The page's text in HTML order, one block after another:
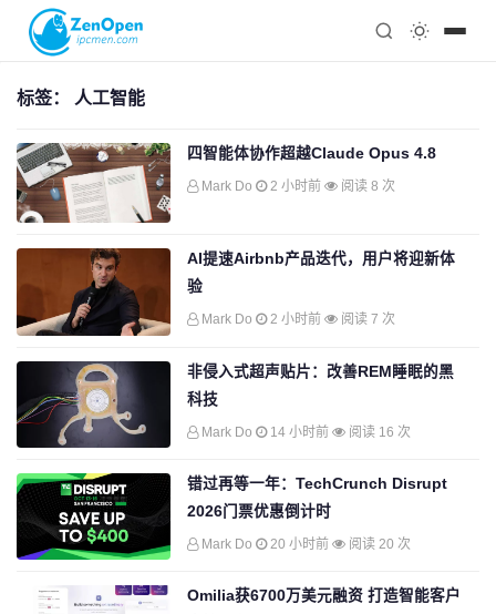
科技
注册
标签： 人工智能
四智能体协作超越Claude Opus 4.8
Mark Do 2 小时前 阅读 8 次
AI提速Airbnb产品迭代，用户将迎新体
验
Mark Do 2 小时前 阅读 7 次
非侵入式超声贴片：改善REM睡眠的黑
科技
Mark Do 14 小时前 阅读 16 次
错过再等一年：TechCrunch Disrupt
2026门票优惠倒计时
Mark Do 20 小时前 阅读 20 次
Omilia获6700万美元融资 打造智能客户